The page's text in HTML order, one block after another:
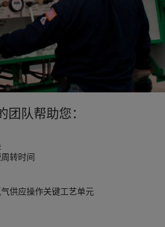
队帮助您：
转时间
供应操作关键工艺单元